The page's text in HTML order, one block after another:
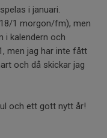
i januari.
1 morgon/fm), men
i kalendern och
men jag har inte fått
och då skickar jag
och ett gott nytt år!